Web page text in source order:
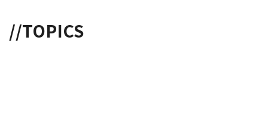
//TOPICS